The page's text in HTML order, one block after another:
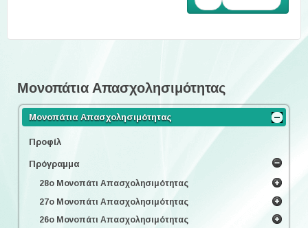
Μονοπάτια Απασχολησιμότητας
Μονοπάτια Απασχολησιμότητας
Προφίλ
Πρόγραμμα
28ο Μονοπάτι Απασχολησιμότητας
27ο Μονοπάτι Απασχολησιμότητας
26ο Μονοπάτι Απασχολησιμότητας